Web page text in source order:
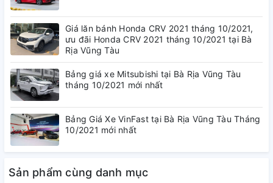
Giá lăn bánh Honda CRV 2021 tháng 10/2021,
ưu đãi Honda CRV 2021 tháng 10/2021 tại Bà
Rịa Vũng Tàu
Bảng giá xe Mitsubishi tại Bà Rịa Vũng Tàu
tháng 10/2021 mới nhất
Bảng Giá Xe VinFast tại Bà Rịa Vũng Tàu Tháng
10/2021 mới nhất
Sản phẩm cùng danh mục